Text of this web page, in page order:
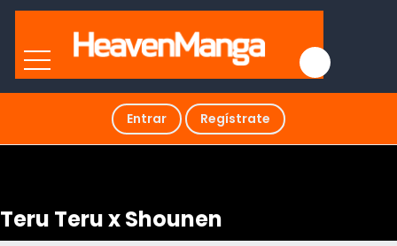
Entrar Regístrate
Teru Teru x Shounen